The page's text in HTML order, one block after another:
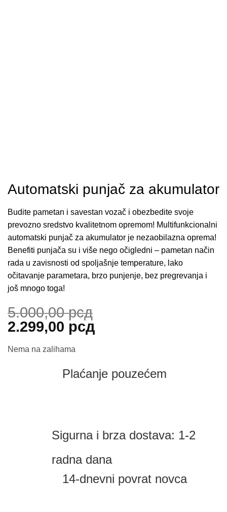
Automatski punjač za akumulator
Budite pametan i savestan vozač i obezbedite svoje
prevozno sredstvo kvalitetnom opremom! Multifunkcionalni
automatski punjač za akumulator je nezaobilazna oprema!
Benefiti punjača su i više nego očigledni – pametan način
rada u zavisnosti od spoljašnje temperature, lako
očitavanje parametara, brzo punjenje, bez pregrevanja i
još mnogo toga!
5.000,00рсд
Originalna
je
5.000,00 рсд.
2.299,00 рсдTrenutna
cena
2.299,00 рсд.
Nema na zalihama
Plaćanje pouzećem
Sigurna i brza dostava: 1-2
radna dana
14-dnevni povrat novca